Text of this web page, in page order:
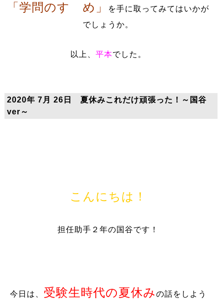
「学問のすゝめ」
を手に取ってみてはいかが
でしょうか。
以上、 平本でした。
2020年 7月 26日 夏休みこれだけ頑張った！～国谷
ver～
こんにちは！
担任助手２年の国谷です！
今日は、 受験生時代の夏休みの話をしよう